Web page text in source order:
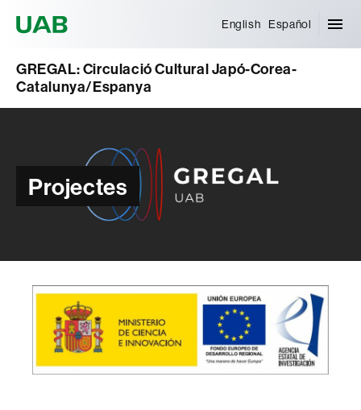
English Español
GREGAL: Circulació Cultural Japó-Corea-
Catalunya/Espanya
Projectes